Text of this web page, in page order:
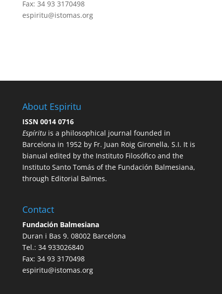
Fax: 34 93 3170498
espiritu@istomas.org
About Espiritu
ISSN 0014 0716
Espírituis a philosophical journal founded in
Barcelona in 1952 by Fr. Juan Roig Gironella, S.I. It is
bianual edited by the Instituto Filosófico and the
Instituto Santo Tomás of the Fundación Balmesiana,
through Editorial Balmes.
Contact
Fundación Balmesiana
Duran i Bas 9. 08002 Barcelona
Tel.: 34 933026840
Fax: 34 93 3170498
espiritu@istomas.org